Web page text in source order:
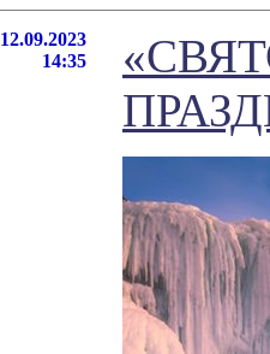
12.09.2023
14:35